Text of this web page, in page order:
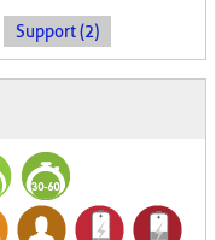
Support (2)